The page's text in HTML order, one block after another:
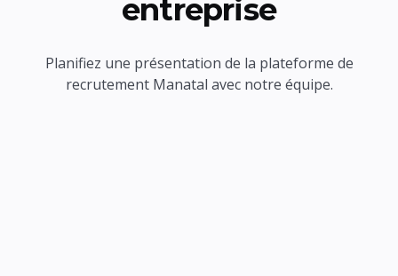
entreprise
Planifiez une présentation de la plateforme de
recrutement Manatal avec notre équipe.